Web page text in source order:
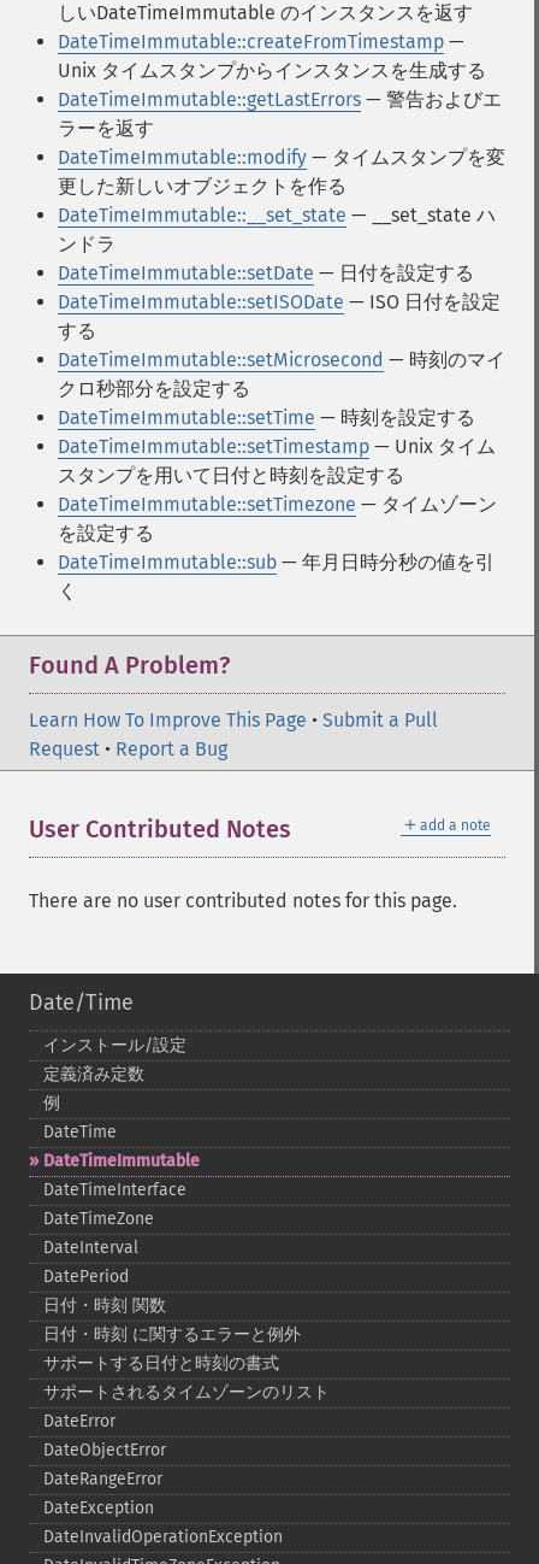
しいDateTimeImmutable のインスタンスを返す
DateTimeImmutable::createFromTimestamp —
Unix タイムスタンプからインスタンスを生成する
DateTimeImmutable::getLastErrors — 警告およびエ
ラーを返す
DateTimeImmutable::modify — タイムスタンプを変
更した新しいオブジェクトを作る
DateTimeImmutable::__set_state — __set_state ハ
ンドラ
DateTimeImmutable::setDate — 日付を設定する
DateTimeImmutable::setISODate — ISO 日付を設定
する
DateTimeImmutable::setMicrosecond — 時刻のマイ
クロ秒部分を設定する
DateTimeImmutable::setTime — 時刻を設定する
DateTimeImmutable::setTimestamp — Unix タイム
スタンプを用いて日付と時刻を設定する
DateTimeImmutable::setTimezone — タイムゾーン
を設定する
DateTimeImmutable::sub — 年月日時分秒の値を引
く
Found A Problem?
Learn How To Improve This Page • Submit a Pull
Request • Report a Bug
＋ add a note
User Contributed Notes
There are no user contributed notes for this page.
Date/Time
インストール/設定
定義済み定数
例
DateTime
DateTimeImmutable
DateTimeInterface
DateTimeZone
DateInterval
DatePeriod
日付・時刻 関数
日付・時刻 に関するエラーと例外
サポートする日付と時刻の書式
サポートされるタイムゾーンのリスト
DateError
DateObjectError
DateRangeError
DateException
DateInvalidOperationException